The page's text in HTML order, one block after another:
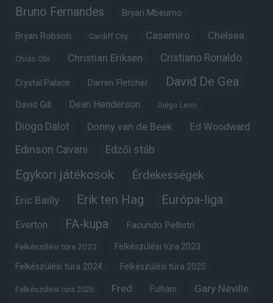
Bruno Fernandes Bryan Mbeumo
Bryan Robson Cardiff City Casemiro Chelsea
Chido Obi Christian Eriksen Cristiano Ronaldo
Crystal Palace Darren Fletcher David De Gea
David Gill Dean Henderson Diego Leon
Diogo Dalot Donny van de Beek Ed Woodward
Edinson Cavani Edzői stáb
Egykori játékosok Érdekességek
Eric Bailly Erik ten Hag Európa-liga
Everton FA-kupa Facundo Pellistri
Felkészülési túra 2022 Felkészülési túra 2023
Felkészülési túra 2024 Felkészülési túra 2025
Felkészülési túra 2026 Fred Fulham Gary Neville